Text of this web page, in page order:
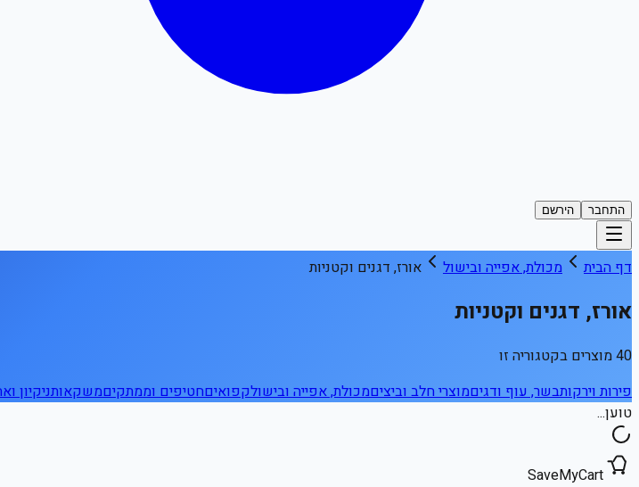
התחבר הירשם
דף הבית מכולת, אפייה ובישול אורז, דגנים וקטניות
אורז, דגנים וקטניות
40 מוצרים בקטגוריה זו
פירות וירקותבשר, עוף ודגיםמוצרי חלב וביציםמכולת, אפייה ובישולקפואיםחטיפים וממתקיםמשקאותניקיון
טוען...
SaveMyCart